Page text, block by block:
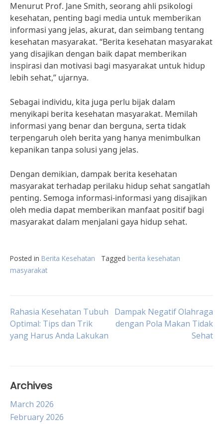
Menurut Prof. Jane Smith, seorang ahli psikologi
kesehatan, penting bagi media untuk memberikan
informasi yang jelas, akurat, dan seimbang tentang
kesehatan masyarakat. “Berita kesehatan masyarakat
yang disajikan dengan baik dapat memberikan
inspirasi dan motivasi bagi masyarakat untuk hidup
lebih sehat,” ujarnya.
Sebagai individu, kita juga perlu bijak dalam
menyikapi berita kesehatan masyarakat. Memilah
informasi yang benar dan berguna, serta tidak
terpengaruh oleh berita yang hanya menimbulkan
kepanikan tanpa solusi yang jelas.
Dengan demikian, dampak berita kesehatan
masyarakat terhadap perilaku hidup sehat sangatlah
penting. Semoga informasi-informasi yang disajikan
oleh media dapat memberikan manfaat positif bagi
masyarakat dalam menjalani gaya hidup sehat.
Posted in Berita Kesehatan Tagged berita kesehatan
masyarakat
Post
navigation
Rahasia Kesehatan Tubuh
Optimal: Tips dan Trik
yang Harus Anda Lakukan
Dampak Negatif Olahraga
dengan Pola Makan Tidak
Sehat
Archives
March 2026
February 2026